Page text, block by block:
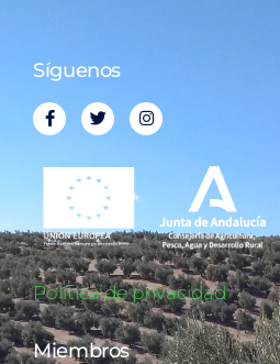
Síguenos
Política de privacidad
Miembros